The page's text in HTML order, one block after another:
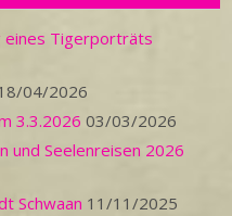
eines Tigerporträts
04/2026
3.3.2026 03/03/2026
und Seelenreisen 2026
Schwaan 11/11/2025